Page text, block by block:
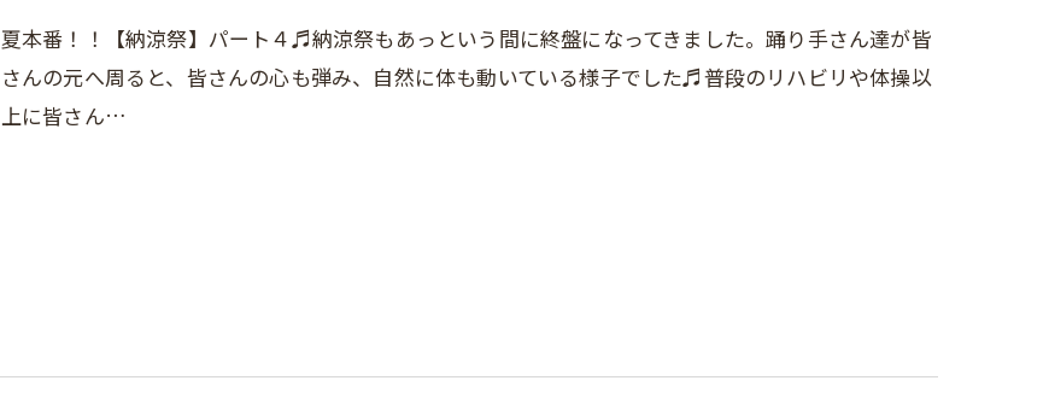
夏本番！！【納涼祭】パート４♬納涼祭もあっという間に終盤になってきました。踊り手さん達が皆
さんの元へ周ると、皆さんの心も弾み、自然に体も動いている様子でした♬普段のリハビリや体操以
上に皆さん…